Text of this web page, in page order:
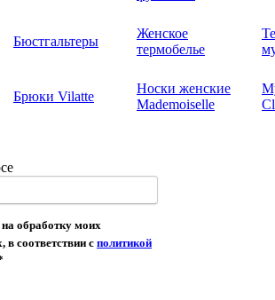
Бюстгальтеры
Женское
термобелье
Брюки Vilatte
Носки женские
Mademoiselle
обработку моих
соответствии с политикой